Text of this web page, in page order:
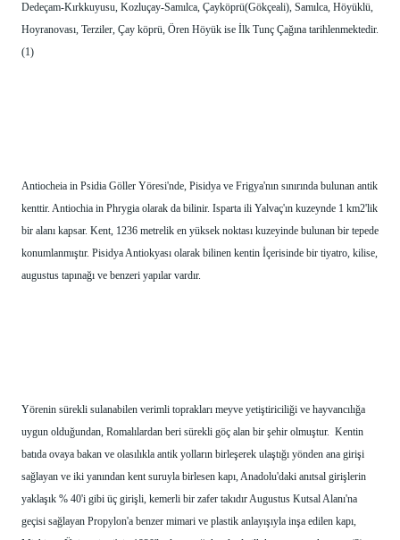
Dedeçam-Kırkkuyusu, Kozluçay-Samılca, Çayköprü(Gökçeali), Samılca, Höyüklü,
Hoyranovası, Terziler, Çay köprü, Ören Höyük ise İlk Tunç Çağına tarihlenmektedir.
(1)
Antiocheia in Psidia Göller Yöresi'nde, Pisidya ve Frigya'nın sınırında bulunan antik
kenttir. Antiochia in Phrygia olarak da bilinir. Isparta ili Yalvaç'ın kuzeynde 1 km2'lik
bir alanı kapsar. Kent, 1236 metrelik en yüksek noktası kuzeyinde bulunan bir tepede
konumlanmıştır. Pisidya Antiokyası olarak bilinen kentin İçerisinde bir tiyatro, kilise,
augustus tapınağı ve benzeri yapılar vardır.
Yörenin sürekli sulanabilen verimli toprakları meyve yetiştiriciliği ve hayvancılığa
uygun olduğundan, Romalılardan beri sürekli göç alan bir şehir olmuştur.  Kentin
batıda ovaya bakan ve olasılıkla antik yolların birleşerek ulaştığı yönden ana girişi
sağlayan ve iki yanından kent suruyla birlesen kapı, Anadolu'daki anıtsal girişlerin
yaklaşık % 40'i gibi üç girişli, kemerli bir zafer takıdır Augustus Kutsal Alanı'na
geçisi sağlayan Propylon'a benzer mimari ve plastik anlayışıyla inşa edilen kapı,